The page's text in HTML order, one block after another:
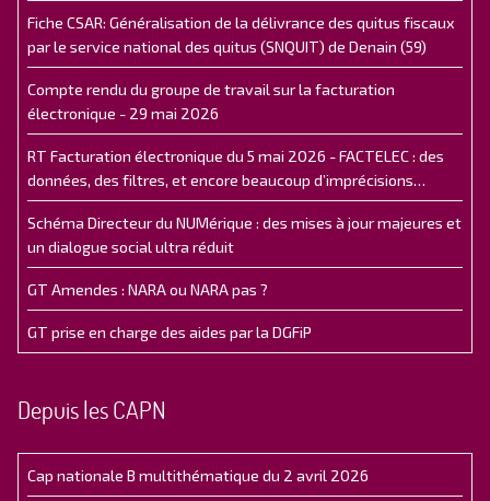
Fiche CSAR: Généralisation de la délivrance des quitus fiscaux
par le service national des quitus (SNQUIT) de Denain (59)
Compte rendu du groupe de travail sur la facturation
électronique - 29 mai 2026
RT Facturation électronique du 5 mai 2026 - FACTELEC : des
données, des filtres, et encore beaucoup d’imprécisions…
Schéma Directeur du NUMérique : des mises à jour majeures et
un dialogue social ultra réduit
GT Amendes : NARA ou NARA pas ?
GT prise en charge des aides par la DGFiP
Depuis les CAPN
Cap nationale B multithématique du 2 avril 2026